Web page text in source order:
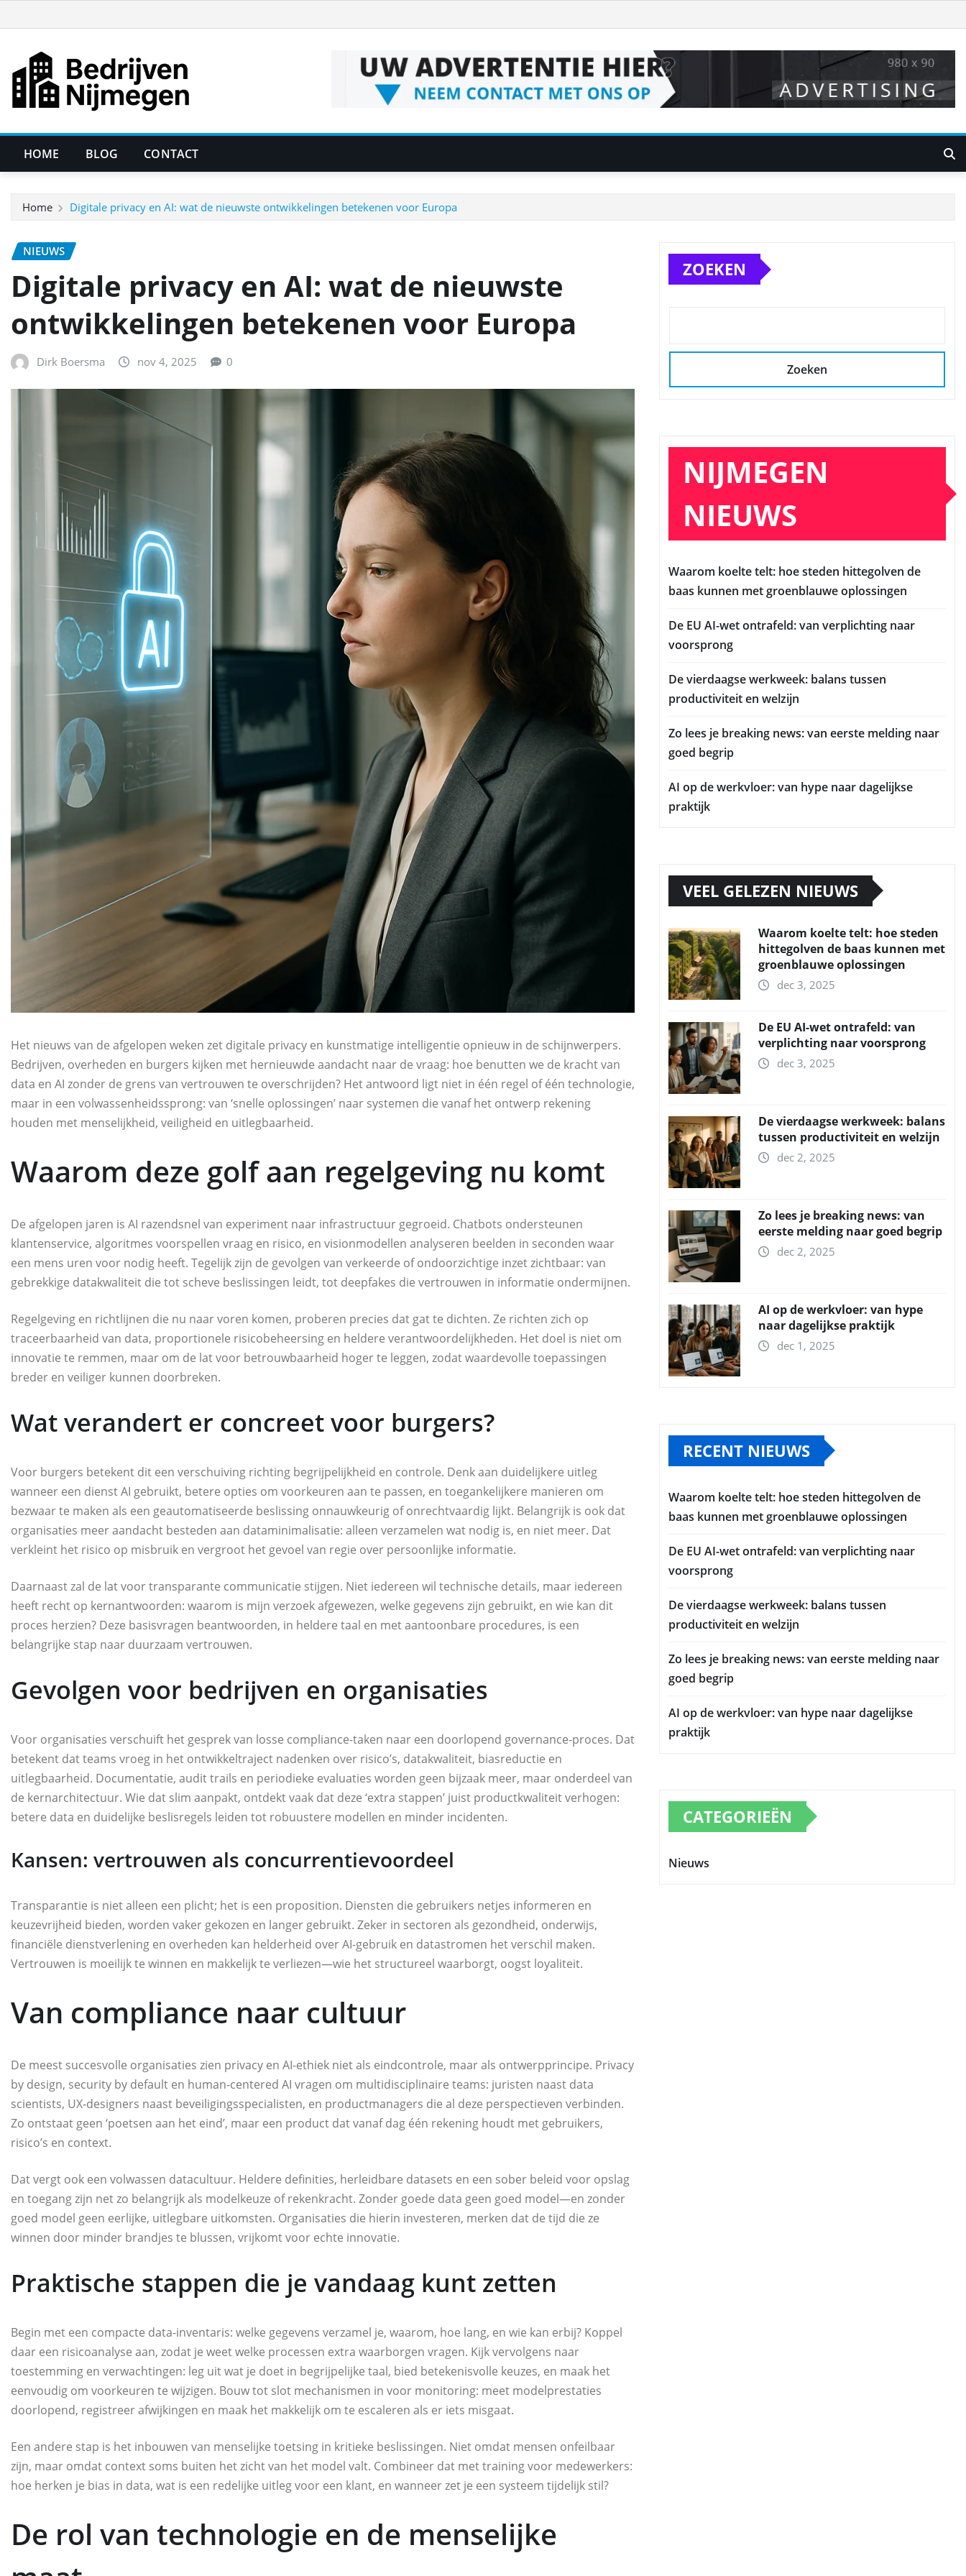
naar
inhoud
HOME BLOG CONTACT
Home Digitale privacy en AI: wat de nieuwste ontwikkelingen betekenen voor Europa
NIEUWS
Digitale privacy en AI: wat de nieuwste
ontwikkelingen betekenen voor Europa
Dirk Boersma nov 4, 2025 0
Het nieuws van de afgelopen weken zet digitale privacy en kunstmatige intelligentie opnieuw in de schijnwerpers.
Bedrijven, overheden en burgers kijken met hernieuwde aandacht naar de vraag: hoe benutten we de kracht van
data en AI zonder de grens van vertrouwen te overschrijden? Het antwoord ligt niet in één regel of één technologie,
maar in een volwassenheidssprong: van ‘snelle oplossingen’ naar systemen die vanaf het ontwerp rekening
houden met menselijkheid, veiligheid en uitlegbaarheid.
Waarom deze golf aan regelgeving nu komt
De afgelopen jaren is AI razendsnel van experiment naar infrastructuur gegroeid. Chatbots ondersteunen
klantenservice, algoritmes voorspellen vraag en risico, en visionmodellen analyseren beelden in seconden waar
een mens uren voor nodig heeft. Tegelijk zijn de gevolgen van verkeerde of ondoorzichtige inzet zichtbaar: van
gebrekkige datakwaliteit die tot scheve beslissingen leidt, tot deepfakes die vertrouwen in informatie ondermijnen.
Regelgeving en richtlijnen die nu naar voren komen, proberen precies dat gat te dichten. Ze richten zich op
traceerbaarheid van data, proportionele risicobeheersing en heldere verantwoordelijkheden. Het doel is niet om
innovatie te remmen, maar om de lat voor betrouwbaarheid hoger te leggen, zodat waardevolle toepassingen
breder en veiliger kunnen doorbreken.
Wat verandert er concreet voor burgers?
Voor burgers betekent dit een verschuiving richting begrijpelijkheid en controle. Denk aan duidelijkere uitleg
wanneer een dienst AI gebruikt, betere opties om voorkeuren aan te passen, en toegankelijkere manieren om
bezwaar te maken als een geautomatiseerde beslissing onnauwkeurig of onrechtvaardig lijkt. Belangrijk is ook dat
organisaties meer aandacht besteden aan dataminimalisatie: alleen verzamelen wat nodig is, en niet meer. Dat
verkleint het risico op misbruik en vergroot het gevoel van regie over persoonlijke informatie.
Daarnaast zal de lat voor transparante communicatie stijgen. Niet iedereen wil technische details, maar iedereen
heeft recht op kernantwoorden: waarom is mijn verzoek afgewezen, welke gegevens zijn gebruikt, en wie kan dit
proces herzien? Deze basisvragen beantwoorden, in heldere taal en met aantoonbare procedures, is een
belangrijke stap naar duurzaam vertrouwen.
Gevolgen voor bedrijven en organisaties
Voor organisaties verschuift het gesprek van losse compliance-taken naar een doorlopend governance-proces. Dat
betekent dat teams vroeg in het ontwikkeltraject nadenken over risico’s, datakwaliteit, biasreductie en
uitlegbaarheid. Documentatie, audit trails en periodieke evaluaties worden geen bijzaak meer, maar onderdeel van
de kernarchitectuur. Wie dat slim aanpakt, ontdekt vaak dat deze ‘extra stappen’ juist productkwaliteit verhogen:
betere data en duidelijke beslisregels leiden tot robuustere modellen en minder incidenten.
Kansen: vertrouwen als concurrentievoordeel
Transparantie is niet alleen een plicht; het is een proposition. Diensten die gebruikers netjes informeren en
keuzevrijheid bieden, worden vaker gekozen en langer gebruikt. Zeker in sectoren als gezondheid, onderwijs,
financiële dienstverlening en overheden kan helderheid over AI-gebruik en datastromen het verschil maken.
Vertrouwen is moeilijk te winnen en makkelijk te verliezen—wie het structureel waarborgt, oogst loyaliteit.
Van compliance naar cultuur
De meest succesvolle organisaties zien privacy en AI-ethiek niet als eindcontrole, maar als ontwerpprincipe. Privacy
by design, security by default en human-centered AI vragen om multidisciplinaire teams: juristen naast data
scientists, UX-designers naast beveiligingsspecialisten, en productmanagers die al deze perspectieven verbinden.
Zo ontstaat geen ‘poetsen aan het eind’, maar een product dat vanaf dag één rekening houdt met gebruikers,
risico’s en context.
Dat vergt ook een volwassen datacultuur. Heldere definities, herleidbare datasets en een sober beleid voor opslag
en toegang zijn net zo belangrijk als modelkeuze of rekenkracht. Zonder goede data geen goed model—en zonder
goed model geen eerlijke, uitlegbare uitkomsten. Organisaties die hierin investeren, merken dat de tijd die ze
winnen door minder brandjes te blussen, vrijkomt voor echte innovatie.
Praktische stappen die je vandaag kunt zetten
Begin met een compacte data-inventaris: welke gegevens verzamel je, waarom, hoe lang, en wie kan erbij? Koppel
daar een risicoanalyse aan, zodat je weet welke processen extra waarborgen vragen. Kijk vervolgens naar
toestemming en verwachtingen: leg uit wat je doet in begrijpelijke taal, bied betekenisvolle keuzes, en maak het
eenvoudig om voorkeuren te wijzigen. Bouw tot slot mechanismen in voor monitoring: meet modelprestaties
doorlopend, registreer afwijkingen en maak het makkelijk om te escaleren als er iets misgaat.
Een andere stap is het inbouwen van menselijke toetsing in kritieke beslissingen. Niet omdat mensen onfeilbaar
zijn, maar omdat context soms buiten het zicht van het model valt. Combineer dat met training voor medewerkers:
hoe herken je bias in data, wat is een redelijke uitleg voor een klant, en wanneer zet je een systeem tijdelijk stil?
De rol van technologie en de menselijke
ZOEKEN
Zoeken
NIJMEGEN
NIEUWS
Waarom koelte telt: hoe steden hittegolven de
baas kunnen met groenblauwe oplossingen
De EU AI-wet ontrafeld: van verplichting naar
voorsprong
De vierdaagse werkweek: balans tussen
productiviteit en welzijn
Zo lees je breaking news: van eerste melding naar
goed begrip
AI op de werkvloer: van hype naar dagelijkse
praktijk
VEEL GELEZEN NIEUWS
Waarom koelte telt: hoe steden
hittegolven de baas kunnen met
groenblauwe oplossingen
dec 3, 2025
De EU AI-wet ontrafeld: van
verplichting naar voorsprong
dec 3, 2025
De vierdaagse werkweek: balans
tussen productiviteit en welzijn
dec 2, 2025
Zo lees je breaking news: van
eerste melding naar goed begrip
dec 2, 2025
AI op de werkvloer: van hype
naar dagelijkse praktijk
dec 1, 2025
RECENT NIEUWS
Waarom koelte telt: hoe steden hittegolven de
baas kunnen met groenblauwe oplossingen
De EU AI-wet ontrafeld: van verplichting naar
voorsprong
De vierdaagse werkweek: balans tussen
productiviteit en welzijn
Zo lees je breaking news: van eerste melding naar
goed begrip
AI op de werkvloer: van hype naar dagelijkse
praktijk
CATEGORIEËN
Nieuws